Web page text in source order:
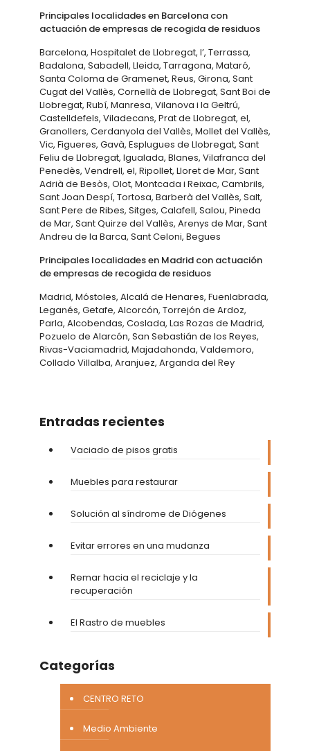
Principales localidades en Barcelona con
actuación de empresas de recogida de residuos
Barcelona, Hospitalet de Llobregat, l’, Terrassa,
Badalona, Sabadell, Lleida, Tarragona, Mataró,
Santa Coloma de Gramenet, Reus, Girona, Sant
Cugat del Vallès, Cornellà de Llobregat, Sant Boi de
Llobregat, Rubí, Manresa, Vilanova i la Geltrú,
Castelldefels, Viladecans, Prat de Llobregat, el,
Granollers, Cerdanyola del Vallès, Mollet del Vallès,
Vic, Figueres, Gavà, Esplugues de Llobregat, Sant
Feliu de Llobregat, Igualada, Blanes, Vilafranca del
Penedès, Vendrell, el, Ripollet, Lloret de Mar, Sant
Adrià de Besòs, Olot, Montcada i Reixac, Cambrils,
Sant Joan Despí, Tortosa, Barberà del Vallès, Salt,
Sant Pere de Ribes, Sitges, Calafell, Salou, Pineda
de Mar, Sant Quirze del Vallès, Arenys de Mar, Sant
Andreu de la Barca, Sant Celoni, Begues
Principales localidades en Madrid con actuación
de empresas de recogida de residuos
Madrid, Móstoles, Alcalá de Henares, Fuenlabrada,
Leganés, Getafe, Alcorcón, Torrejón de Ardoz,
Parla, Alcobendas, Coslada, Las Rozas de Madrid,
Pozuelo de Alarcón, San Sebastián de los Reyes,
Rivas-Vaciamadrid, Majadahonda, Valdemoro,
Collado Villalba, Aranjuez, Arganda del Rey
Entradas recientes
Vaciado de pisos gratis
Muebles para restaurar
Solución al síndrome de Diógenes
Evitar errores en una mudanza
Remar hacia el reciclaje y la
recuperación
El Rastro de muebles
Categorías
CENTRO RETO
Medio Ambiente